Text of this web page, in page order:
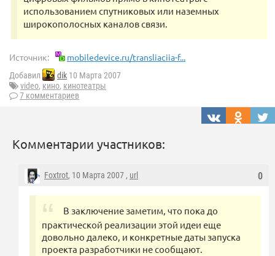
использованием спутниковых или наземных
широкополосных каналов связи.
Источник: mobiledevice.ru/transliaciia-f...
Добавил dik 10 Марта 2007
video, кино, кинотеатры
7 комментариев
Комментарии участников:
0
Foxtrot, 10 Марта 2007 , url
В заключение заметим, что пока до
практической реализации этой идеи еще
довольно далеко, и конкретные даты запуска
проекта разработчики не сообщают.